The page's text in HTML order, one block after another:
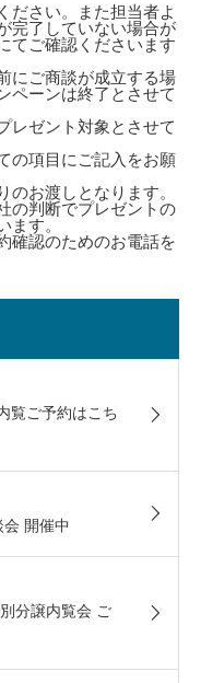
ださい。また担当者よ
完了していない場合が
てご確認くださいます
にご商談が成立する場
ペーンは終了とさせて
レゼント対象とさせて
の項目にご記入をお願
お渡しとなります。
の判断でプレゼントの
ます。
確認のためのお電話を
覧ご予約はこち
開催中
分譲内覧会 ご